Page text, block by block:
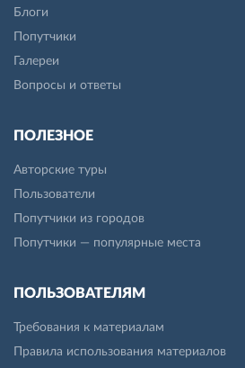
Блоги
Попутчики
Галереи
Вопросы и ответы
ПОЛЕЗНОЕ
Авторские туры
Пользователи
Попутчики из городов
Попутчики — популярные места
ПОЛЬЗОВАТЕЛЯМ
Требования к материалам
Правила использования материалов